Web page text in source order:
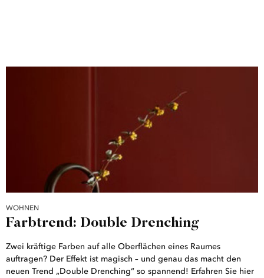
WOHNEN
Farbtrend: Double Drenching
Zwei kräftige Farben auf alle Oberflächen eines Raumes
auftragen? Der Effekt ist magisch – und genau das macht den
neuen Trend „Double Drenching“ so spannend! Erfahren Sie hier